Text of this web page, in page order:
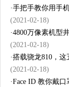
·手把手教你用手
(2021-02-18)
·4800万像素机型
(2021-02-18)
·搭载骁龙810，
(2021-02-18)
·Face ID 教你戴口